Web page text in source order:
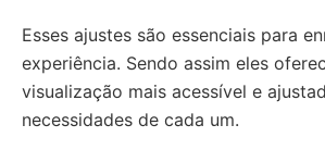
Esses ajustes são essenciais para
experiência. Sendo assim eles
visualização mais acessível e
necessidades de cada um.